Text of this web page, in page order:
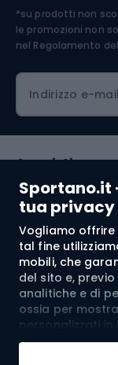
Sportano.it
tua privacy
Vogliamo offrire
tal fine
mobili, che
del sito e,
analitiche e di
ossia per
personalizzati in
l’efficacia. I
mobili possono
*su prodotti non
le promozioni non
nel Regolamento
Indirizzo e-mail
Acquisti
Servizio clienti
Regolamento
Chi siamo